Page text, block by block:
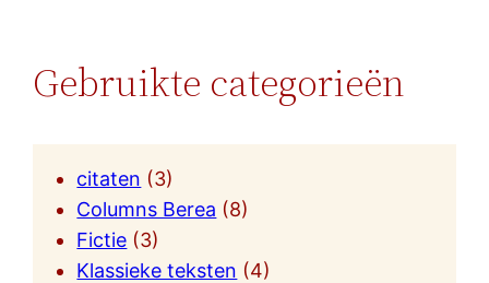
Gebruikte categorieën
citaten (3)
Columns Berea (8)
Fictie (3)
Klassieke teksten (4)